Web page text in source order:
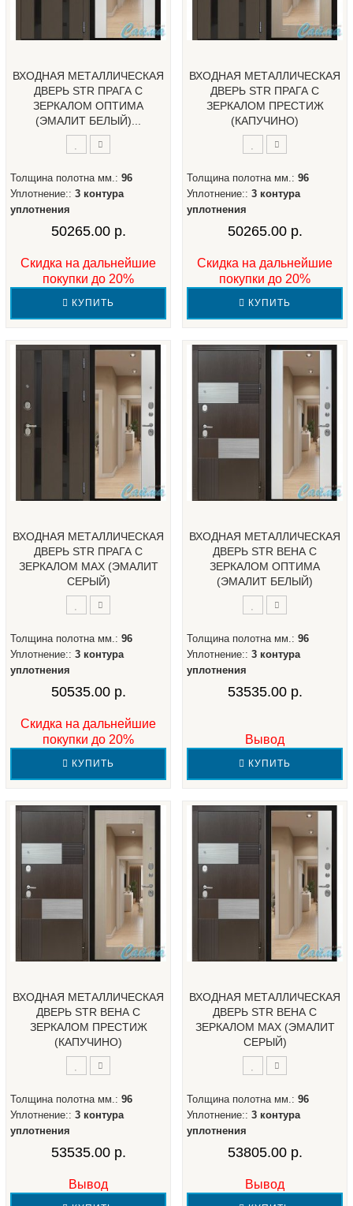
ВХОДНАЯ МЕТАЛЛИЧЕСКАЯ
ДВЕРЬ STR ПРАГА С
ЗЕРКАЛОМ ОПТИМА
(ЭМАЛИТ БЕЛЫЙ)...
Толщина полотна мм.: 96
Уплотнение:: 3 контура
уплотнения
50265.00 р.
Скидка на дальнейшие
покупки до 20%
КУПИТЬ
ВХОДНАЯ МЕТАЛЛИЧЕСКАЯ
ДВЕРЬ STR ПРАГА С
ЗЕРКАЛОМ ПРЕСТИЖ
(КАПУЧИНО)
Толщина полотна мм.: 96
Уплотнение:: 3 контура
уплотнения
50265.00 р.
Скидка на дальнейшие
покупки до 20%
КУПИТЬ
ВХОДНАЯ МЕТАЛЛИЧЕСКАЯ
ДВЕРЬ STR ПРАГА С
ЗЕРКАЛОМ МАХ (ЭМАЛИТ
СЕРЫЙ)
Толщина полотна мм.: 96
Уплотнение:: 3 контура
уплотнения
50535.00 р.
Скидка на дальнейшие
покупки до 20%
КУПИТЬ
ВХОДНАЯ МЕТАЛЛИЧЕСКАЯ
ДВЕРЬ STR ВЕНА С
ЗЕРКАЛОМ ОПТИМА
(ЭМАЛИТ БЕЛЫЙ)
Толщина полотна мм.: 96
Уплотнение:: 3 контура
уплотнения
53535.00 р.
Вывод
КУПИТЬ
ВХОДНАЯ МЕТАЛЛИЧЕСКАЯ
ДВЕРЬ STR ВЕНА С
ЗЕРКАЛОМ ПРЕСТИЖ
(КАПУЧИНО)
Толщина полотна мм.: 96
Уплотнение:: 3 контура
уплотнения
53535.00 р.
Вывод
ВХОДНАЯ МЕТАЛЛИЧЕСКАЯ
ДВЕРЬ STR ВЕНА С
ЗЕРКАЛОМ МАХ (ЭМАЛИТ
СЕРЫЙ)
Толщина полотна мм.: 96
Уплотнение:: 3 контура
уплотнения
53805.00 р.
Вывод